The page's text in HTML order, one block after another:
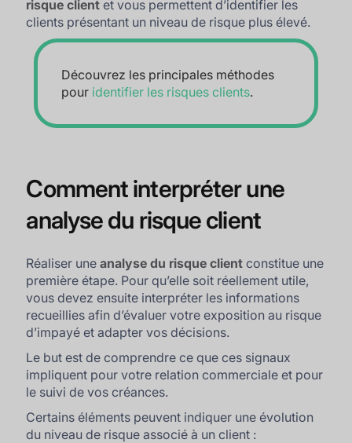
risque client et vous permettent d’identifier les
clients présentant un niveau de risque plus élevé.
Découvrez les principales méthodes
pour identifier les risques clients.
Comment interpréter une
analyse du risque client
Réaliser uneanalyse du risque client constitue une
première étape. Pour qu’elle soit réellement utile,
vous devez ensuite interpréter les informations
recueillies afin d’évaluer votre exposition au risque
d’impayé et adapter vos décisions.
Le but est de comprendre ce que ces signaux
impliquent pour votre relation commerciale et pour
le suivi de vos créances.
Certains éléments peuvent indiquer une évolution
du niveau de risque associé à un client :